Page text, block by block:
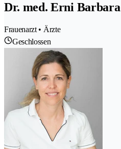
Dr. med. Erni Barbara
Frauenarzt • Ärzte
Geschlossen